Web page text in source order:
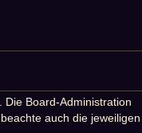
Board-Administration
auch die jeweiligen